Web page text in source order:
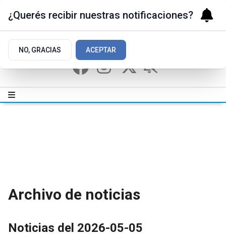
Archivo de noticias
Noticias del 2026-05-05
¿Querés recibir nuestras notificaciones?
NO, GRACIAS ACEPTAR